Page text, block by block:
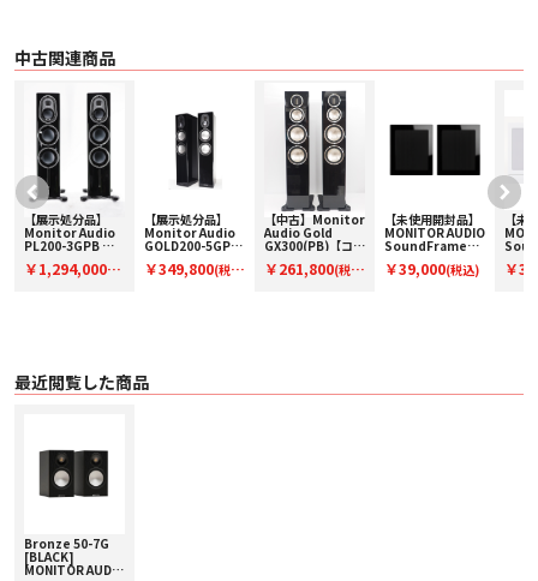
〇 サイズ H335 x W185 x D328 mm
〇 重量 6.4 kg
※ HPの写真は実物とは多少異なる場合がありますので、お求めの際は店頭で
お確かめください。
※ 外観、仕様、価格などは予告なく変更する場合がございます。
中古関連商品
【展示処分品】
Monitor Audio
PL200-3GPB ペ
PL200-3GPB】メ
￥1,294,000(税
【展示処分品】
Monitor Audio
GOLD200-5GPB
GOLD200-
￥349,800(税
【中古】Monitor
Audio Gold
GX300(PB)【コー
ロア型スピーカー
￥261,800(税
【未使用開封品】
MONITOR AUDIO
SoundFrame3
売)【コード91-
￥39,000(税込)
【未
【コ
￥
最近閲覧した商品
Bronze 50-7G
[BLACK]
MONITOR AUDIO